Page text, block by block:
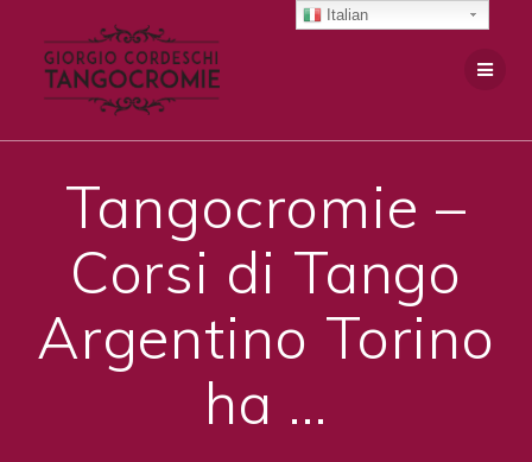
Tangocromie –
Corsi di Tango
Argentino Torino
ha …
Italian